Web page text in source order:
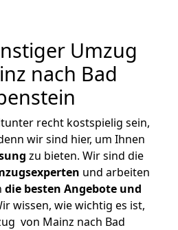
Umzug
nach Bad
recht kostspielig sein,
wir sind hier, um Ihnen
zu bieten. Wir sind die
und arbeiten
die besten Angebote und
wissen, wie wichtig es ist,
von Mainz nach Bad